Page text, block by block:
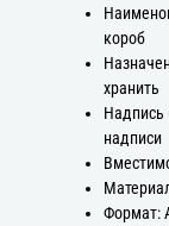
короб
хранить
Надпись
надписи
Формат: